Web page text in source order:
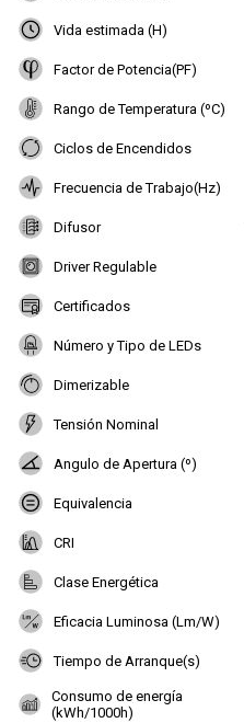
Vida estimada (H)
Factor de Potencia(PF)
Rango de Temperatura (ºC)
Ciclos de Encendidos
Frecuencia de Trabajo(Hz)
Difusor
Driver Regulable
Certificados
Número y Tipo de LEDs
Dimerizable
Tensión Nominal
Angulo de Apertura (º)
Equivalencia
CRI
Clase Energética
Eficacia Luminosa (Lm/W)
Tiempo de Arranque(s)
Consumo de energía
(kWh/1000h)